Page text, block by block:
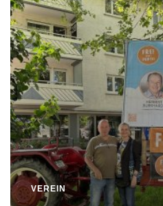
VEREIN